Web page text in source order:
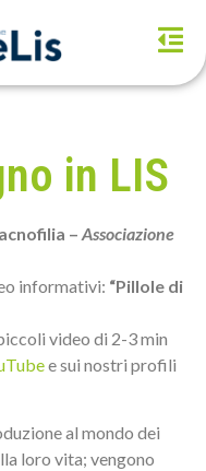
in LIS
– Associazione
informativi: “Pillole di
video di 2-3 min
e sui nostri profili
al mondo dei
loro vita; vengono